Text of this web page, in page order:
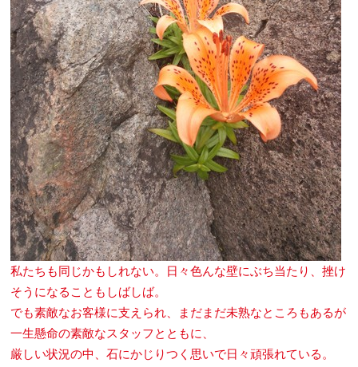
私たちも同じかもしれない。日々色んな壁にぶち当たり、挫け
そうになることもしばしば。
でも素敵なお客様に支えられ、まだまだ未熟なところもあるが
一生懸命の素敵なスタッフとともに、
厳しい状況の中、石にかじりつく思いで日々頑張れている。